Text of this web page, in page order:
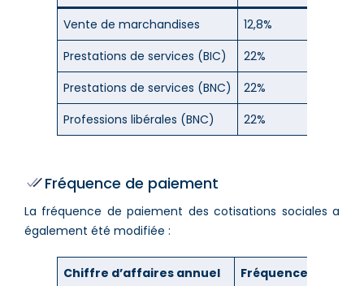
Vente de marchandises 12,8%
Prestations de services (BIC)
22%
Prestations de services (BNC)
22%
Professions libérales (BNC)
22%
Fréquence de paiement
La fréquence de paiement des cotisations sociales a
également été modifiée :
Chiffre d’affaires annuel Fréquence de